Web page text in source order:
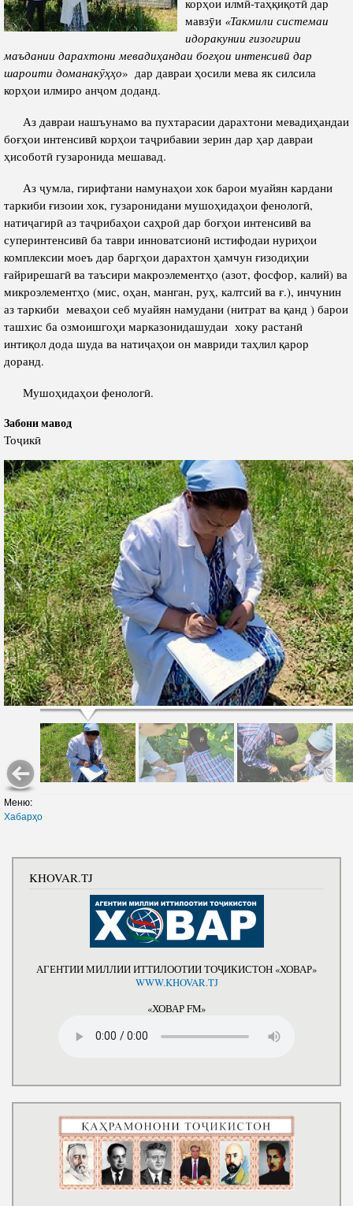
Салоҳият
Тарҷумаи ҳол
Китобҳо
ПРЕЗИДЕНТИ ҶУМҲУРИИ ТОҶИКИСТОН
Сохтори Институт
Роҳбарон ва кормандон
Таърихи роҳбарон
мавзӯи «Такмили системаи
идоракунии ғизогирии
маъдании дарахтони мевадиҳандаи боғҳои интенсивӣ дар
шароити доманакӯҳҳо» дар давраи ҳосили мева як силсила
корҳои илмиро анҷом доданд.
Аз давраи нашъунамо ва пухтарасии дарахтони мевадиҳандаи
боғҳои интенсивӣ корҳои таҷрибавии зерин дар ҳар давраи
ҳисоботӣ гузаронида мешавад.
Аз ҷумла, гирифтани намунаҳои хок барои муайян кардани
таркиби ғизоии хок, гузаронидани мушоҳидаҳои фенологӣ,
натиҷагирӣ аз таҷрибаҳои саҳроӣ дар боғҳои интенсивӣ ва
суперинтенсивӣ ба таври инноватсионӣ истифодаи нуриҳои
комплексии моеъ дар баргҳои дарахтон ҳамчун ғизодиҳии
ғайрирешагӣ ва таъсири макроэлементҳо (азот, фосфор, калий) ва
микроэлементҳо (мис, оҳан, манган, руҳ, калтсий ва ғ.), инчунин
аз таркиби меваҳои себ муайян намудани (нитрат ва қанд ) барои
ташхис ба озмоишгоҳи марказонидашудаи хоку растанӣ
интиқол дода шуда ва натиҷаҳои он мавриди таҳлил қарор
доранд.
Мушоҳидаҳои фенологӣ.
Забони мавод
Тоҷикӣ
Меню:
Хабарҳо
KHOVAR.TJ
АГЕНТИИ МИЛЛИИ ИТТИЛООТИИ ТОҶИКИСТОН «ХОВАР»
WWW.KHOVAR.TJ
«ХОВАР FM»